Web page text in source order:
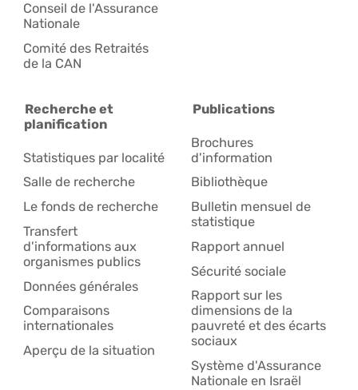
Conseil de l'Assurance
Nationale
Comité des Retraités
de la CAN
Recherche et
planification
Statistiques par localité
Salle de recherche
Le fonds de recherche
Transfert
d'informations aux
organismes publics
Données générales
Comparaisons
internationales
Aperçu de la situation
Publications
Brochures
d'information
Bibliothèque
Bulletin mensuel de
statistique
Rapport annuel
Sécurité sociale
Rapport sur les
dimensions de la
pauvreté et des écarts
sociaux
Système d'Assurance
Nationale en Israël